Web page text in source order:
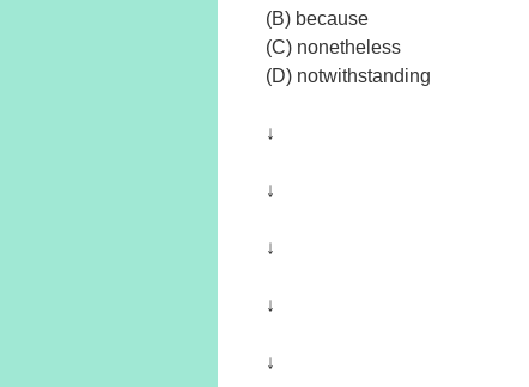
(B) because
(C) nonetheless
(D) notwithstanding
↓
↓
↓
↓
↓